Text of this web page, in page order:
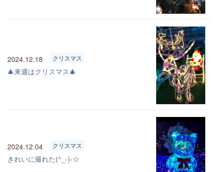
2024.12.18 クリスマス
🎄来週はクリスマス🎄
2024.12.04 クリスマス
きれいに撮れた(^_-)-☆